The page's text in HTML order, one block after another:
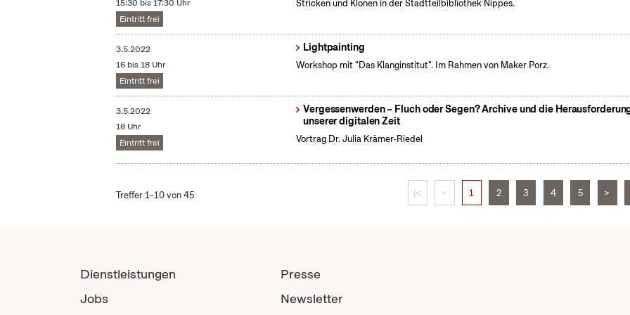
15:30 bis 17:30 Uhr
Eintritt frei
Stricken und Klönen in der Stadtteilbibliothek Nippes.
3.5.2022
16 bis 18 Uhr
Eintritt frei
Lightpainting
Workshop mit "Das Klanginstitut". Im Rahmen von Maker Porz.
3.5.2022
18 Uhr
Eintritt frei
Vergessenwerden – Fluch oder Segen? Archive und die
unserer digitalen Zeit
Vortrag Dr. Julia Krämer-Riedel
Treffer 1–10 von 45 |< < 1 2 3 4 5 >
Dienstleistungen
Jobs
Presse
Newsletter